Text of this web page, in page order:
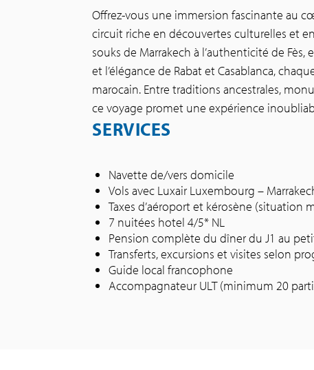
Offrez-vous une immersion fascinante au
circuit riche en découvertes culturelles et
souks de Marrakech à l’authenticité de
et l’élégance de Rabat et Casablanca,
marocain. Entre traditions ancestrales,
ce voyage promet une expérience
SERVICES
Navette de/vers domicile
Vols avec Luxair Luxembourg –
Taxes d’aéroport et kérosène (situation
7 nuitées hotel 4/5* NL
Pension complète du dîner du J1 au
Transferts, excursions et visites selon
Guide local francophone
Accompagnateur ULT (minimum 20